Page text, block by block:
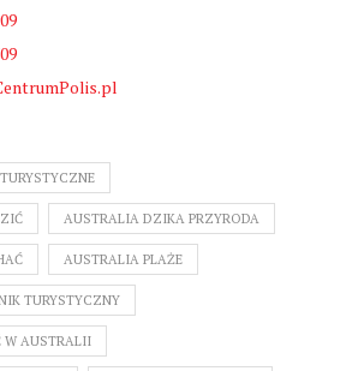
AUSTRALIA DZIKA PRZYRODA
AUSTRALIA PLAŻE
TURYSTYCZNY
W AUSTRALII